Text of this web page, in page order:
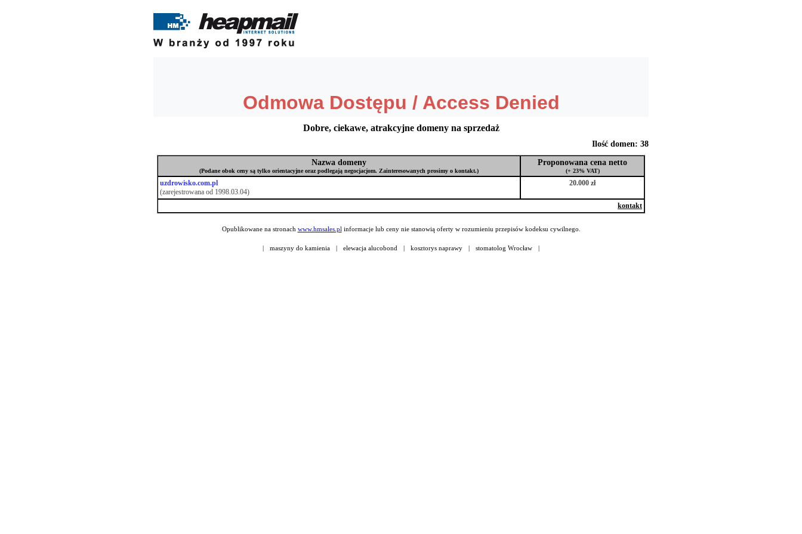
Dobre, ciekawe, atrakcyjne domeny na sprzedaż
Ilość domen: 38
Nazwa domeny
(Podane obok ceny są tylko orientacyjne oraz podlegają negocjacjom. Zainteresowanych prosimy o kontakt.)
Proponowana cena netto
(+ 23% VAT)
uzdrowisko.com.pl
(zarejestrowana od 1998.03.04)
20.000 zł
kontakt
Opublikowane na stronach www.hmsales.pl informacje lub ceny nie stanowią oferty w rozumieniu przepisów kodeksu cywilnego.
| maszyny do kamienia | elewacja alucobond | kosztorys naprawy | stomatolog Wrocław |